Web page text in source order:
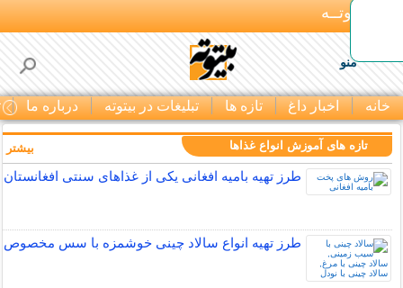
بـیتوتــه
منو
خانه اخبار داغ تازه ها تبلیغات در بیتوته درباره ما
تازه های آموزش انواع غذاها
طرز تهیه بامیه افغانی یکی از غذاهای سنتی افغانستان
طرز تهیه انواع سالاد چینی خوشمزه با سس مخصوص
بیشتر